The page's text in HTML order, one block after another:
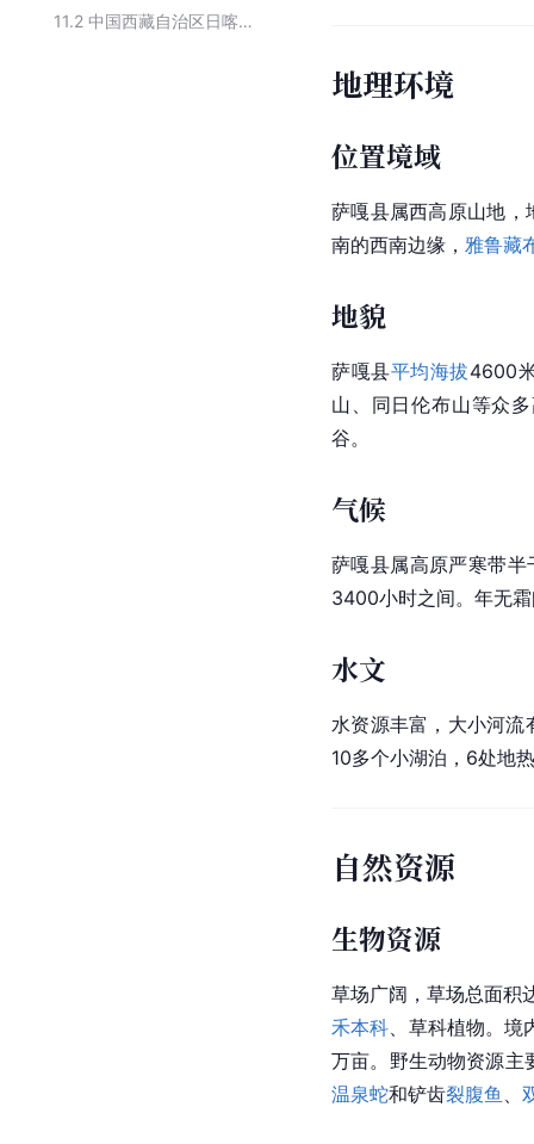
11.2
中国西藏自治区日喀则市下辖行政区划
地理环境
位置境域
萨嘎县属西高原山地
南的西南边缘， 雅鲁藏
地貌
萨嘎县平均海拔4600
山、同日伦布山等众
谷。
气候
萨嘎县属高原严寒带
3400小时之间。年无
水文
水资源丰富，大小河流
10多个小湖泊，6处地
自然资源
生物资源
草场广阔，草场总面积
禾本科、草科植物。境
万亩。野生动物资源主
温泉蛇和铲齿裂腹鱼 、